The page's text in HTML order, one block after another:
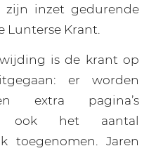
inzet gedurende
Lunterse Krant.
is de krant op
er worden
extra pagina’s
ook het aantal
toegenomen. Jaren